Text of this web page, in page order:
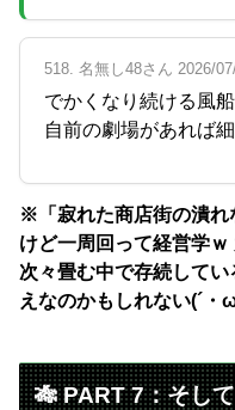
518. 名無し48さん 2026/
でかくなり続ける風
自前の劇場があれば
※「寂れた商店街の潰れ
けど一周回って経営学
次々畳む中で存続して
えなのかもしれない(´・
🎋 PART 7：そし